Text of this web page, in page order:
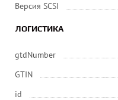
Версия SCSI
ЛОГИСТИКА
gtdNumber
GTIN
id